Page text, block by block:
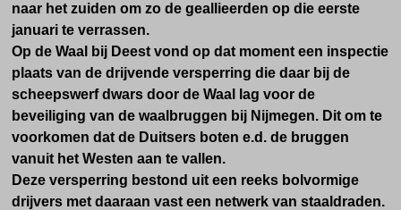
naar het zuiden om zo de geallieerden op die eerste
januari te verrassen.
Op de Waal bij Deest vond op dat moment een inspectie
plaats van de drijvende versperring die daar bij de
scheepswerf dwars door de Waal lag voor de
beveiliging van de waalbruggen bij Nijmegen. Dit om te
voorkomen dat de Duitsers boten e.d. de bruggen
vanuit het Westen aan te vallen.
Deze versperring bestond uit een reeks bolvormige
drijvers met daaraan vast een netwerk van staaldraden.